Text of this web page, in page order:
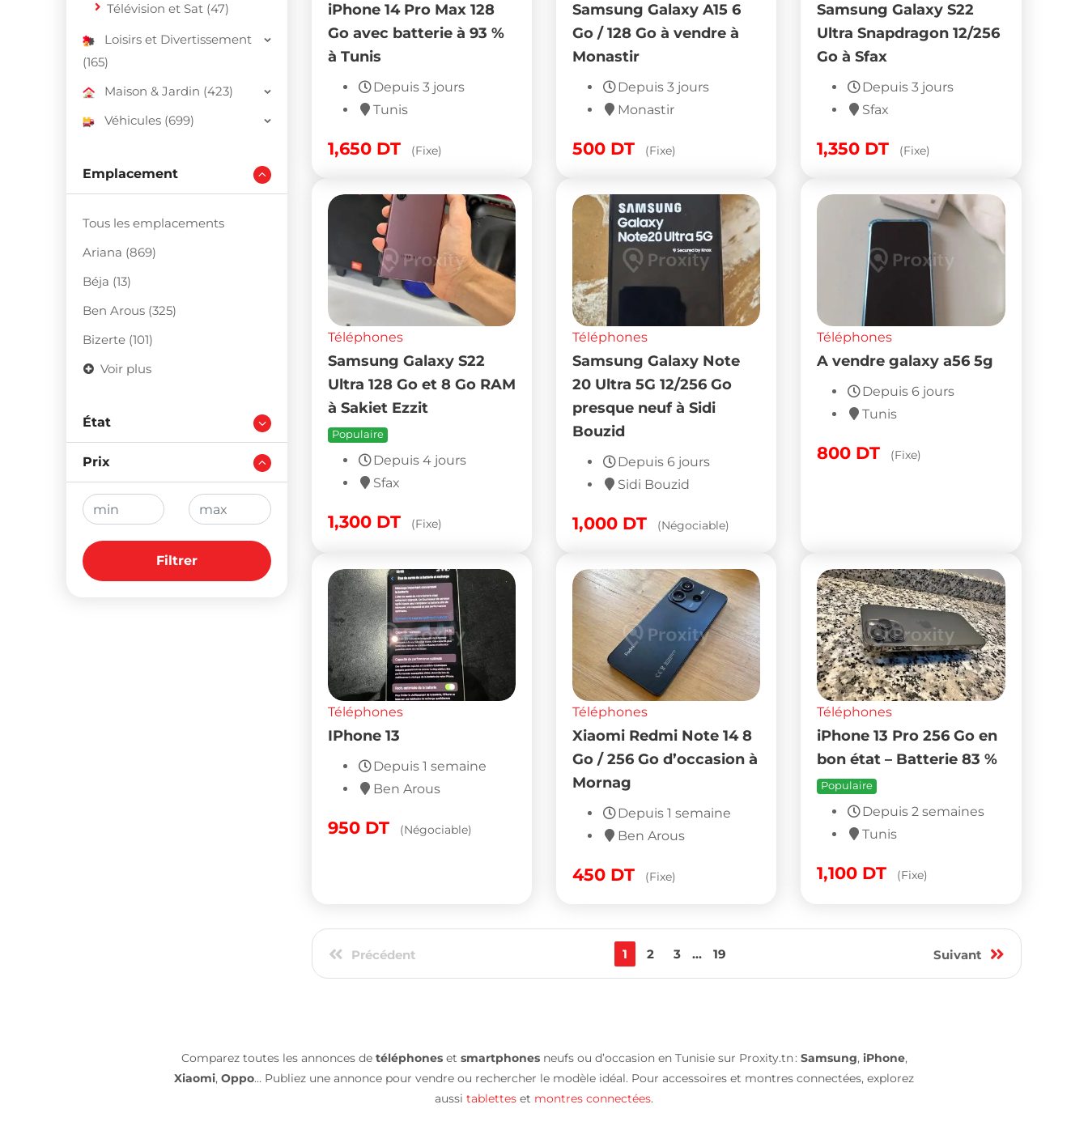
Télévision et Sat (47)
Loisirs et Divertissement
(165)
Maison & Jardin (423)
Véhicules (699)
Emplacement
Tous les emplacements
Ariana (869)
Béja (13)
Ben Arous (325)
Bizerte (101)
Voir plus
État
Prix
Filtrer
iPhone 14 Pro Max 128
Go avec batterie à 93 %
à Tunis
Depuis 3 jours
Tunis
1,650 DT (Fixe)
Samsung Galaxy A15 6
Go / 128 Go à vendre à
Monastir
Depuis 3 jours
Monastir
500 DT (Fixe)
Samsung Galaxy S22
Ultra Snapdragon 12/256
Go à Sfax
Depuis 3 jours
Sfax
1,350 DT (Fixe)
Téléphones
Samsung Galaxy S22
Ultra 128 Go et 8 Go RAM
à Sakiet Ezzit
Populaire
Depuis 4 jours
Sfax
1,300 DT (Fixe)
Téléphones
Samsung Galaxy Note
20 Ultra 5G 12/256 Go
presque neuf à Sidi
Bouzid
Depuis 6 jours
Sidi Bouzid
1,000 DT (Négociable)
Téléphones
A vendre galaxy a56 5g
Depuis 6 jours
Tunis
800 DT (Fixe)
Téléphones
IPhone 13
Depuis 1 semaine
Ben Arous
950 DT (Négociable)
Téléphones
Xiaomi Redmi Note 14 8
Go / 256 Go d’occasion à
Mornag
Depuis 1 semaine
Ben Arous
450 DT (Fixe)
Téléphones
iPhone 13 Pro 256 Go en
bon état – Batterie 83 %
Populaire
Depuis 2 semaines
Tunis
1,100 DT (Fixe)
Précédent 1 2 3 ... 19 Suivant
Comparez toutes les annonces de téléphoneset smartphonesneufs ou d’occasion en Tunisie sur Proxity.tn : Samsung, iPhone,
Xiaomi, Oppo… Publiez une annonce pour vendre ou rechercher le modèle idéal. Pour accessoires et montres connectées, explorez
aussi tablettes et montres connectées.